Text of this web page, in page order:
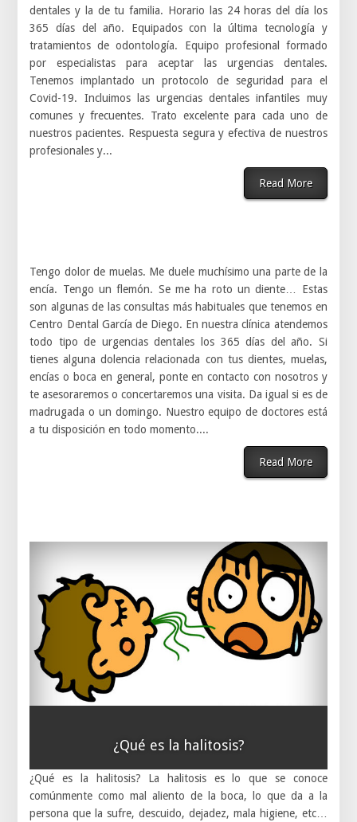
dentales y la de tu familia. Horario las 24 horas del día los
365 días del año. Equipados con la última tecnología y
tratamientos de odontología. Equipo profesional formado
por especialistas para aceptar las urgencias dentales.
Tenemos implantado un protocolo de seguridad para el
Covid-19. Incluimos las urgencias dentales infantiles muy
comunes y frecuentes. Trato excelente para cada uno de
nuestros pacientes. Respuesta segura y efectiva de nuestros
profesionales y...
Read More
Tengo dolor de muelas. Me duele muchísimo una parte de la
encía. Tengo un flemón. Se me ha roto un diente… Estas
son algunas de las consultas más habituales que tenemos en
Centro Dental García de Diego. En nuestra clínica atendemos
todo tipo de urgencias dentales los 365 días del año. Si
tienes alguna dolencia relacionada con tus dientes, muelas,
encías o boca en general, ponte en contacto con nosotros y
te asesoraremos o concertaremos una visita. Da igual si es de
madrugada o un domingo. Nuestro equipo de doctores está
a tu disposición en todo momento....
Read More
¿Qué es la halitosis?
¿Qué es la halitosis? La halitosis es lo que se conoce
comúnmente como mal aliento de la boca, lo que da a la
persona que la sufre, descuido, dejadez, mala higiene, etc…